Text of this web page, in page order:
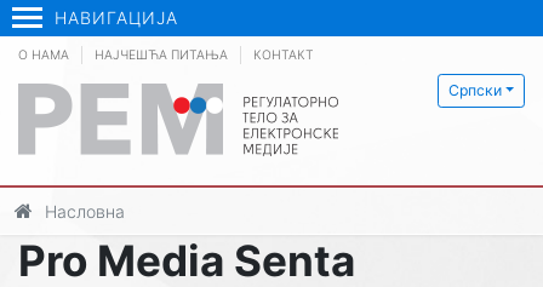
НАВИГАЦИЈА
Српски
О НАМА НАЈЧЕШЋА ПИТАЊА КОНТАКТ
Насловна
Pro Media Senta